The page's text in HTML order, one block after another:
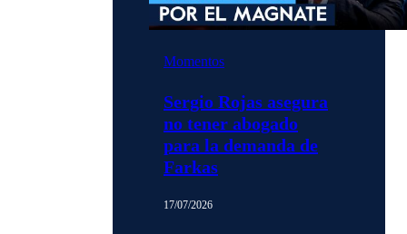
Momentos
Sergio Rojas asegura
no tener abogado
para la demanda de
Farkas
17/07/2026